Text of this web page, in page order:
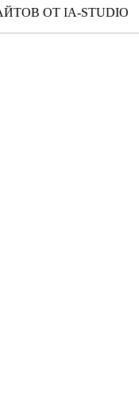
ОТ IA-STUDIO